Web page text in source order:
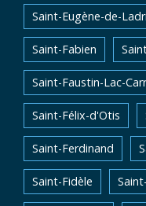
Saint-Eugène-de-
Saint-Fabien
Saint-Faustin-Lac-
Saint-Félix-d'Otis
Saint-Ferdinand
Saint-Fidèle